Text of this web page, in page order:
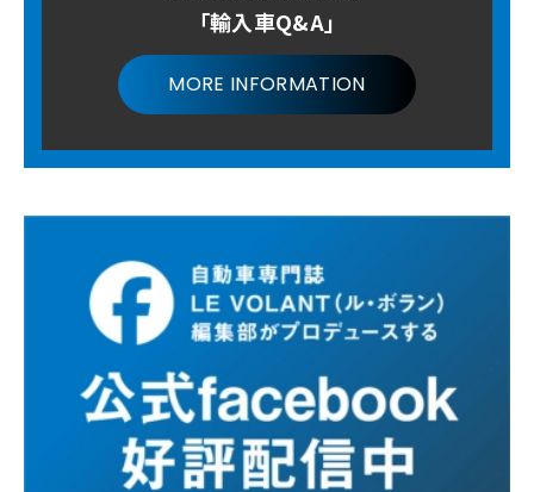
「輸入車Q&A」
MORE INFORMATION